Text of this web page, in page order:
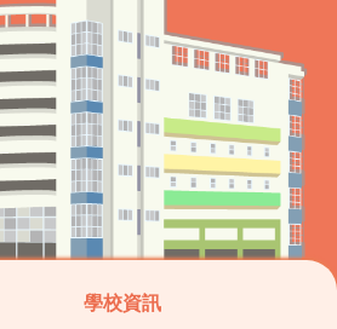
學校資訊